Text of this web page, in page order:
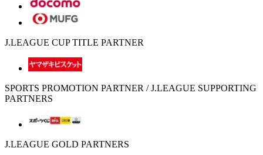
J.LEAGUE CUP TITLE PARTNER
SPORTS PROMOTION PARTNER / J.LEAGUE SUPPORTING
PARTNERS
J.LEAGUE GOLD PARTNERS